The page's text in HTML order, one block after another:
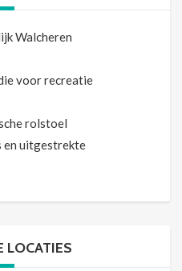
Walcheren
voor recreatie
rolstoel
en uitgestrekte
LOCATIES